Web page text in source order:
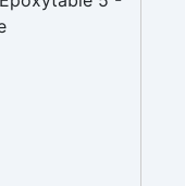
per contatto
Free